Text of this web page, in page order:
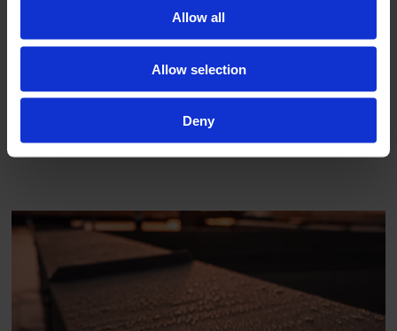
Allow all
Allow selection
Deny